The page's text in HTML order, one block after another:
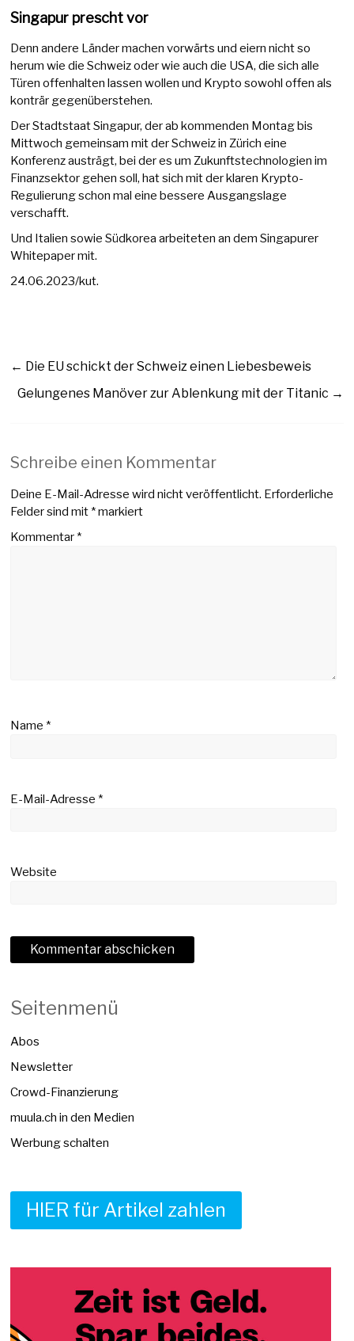
Singapur prescht vor
Denn andere Länder machen vorwärts und eiern nicht so
herum wie die Schweiz oder wie auch die USA, die sich alle
Türen offenhalten lassen wollen und Krypto sowohl offen als
konträr gegenüberstehen.
Der Stadtstaat Singapur, der ab kommenden Montag bis
Mittwoch gemeinsam mit der Schweiz in Zürich eine
Konferenz austrägt, bei der es um Zukunftstechnologien im
Finanzsektor gehen soll, hat sich mit der klaren Krypto-
Regulierung schon mal eine bessere Ausgangslage
verschafft.
Und Italien sowie Südkorea arbeiteten an dem Singapurer
Whitepaper mit.
24.06.2023/kut.
← Die EU schickt der Schweiz einen Liebesbeweis
Gelungenes Manöver zur Ablenkung mit der Titanic →
Schreibe einen Kommentar
Deine E-Mail-Adresse wird nicht veröffentlicht. Erforderliche
Felder sind mit*markiert
Kommentar*
Name*
E-Mail-Adresse*
Website
Seitenmenü
Abos
Newsletter
Crowd-Finanzierung
muula.ch in den Medien
Werbung schalten
HIER für Artikel zahlen